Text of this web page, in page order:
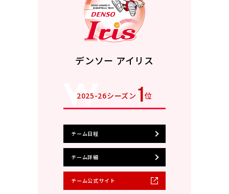
デンソー アイリス
2025-26シーズン 1位
チーム日程
チーム詳細
チーム公式サイト